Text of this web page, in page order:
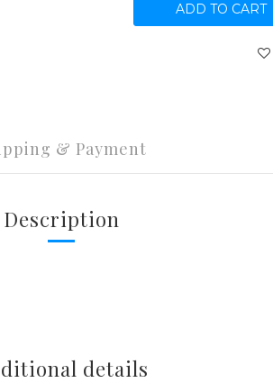
ADD TO CART
& Payment
Description
details